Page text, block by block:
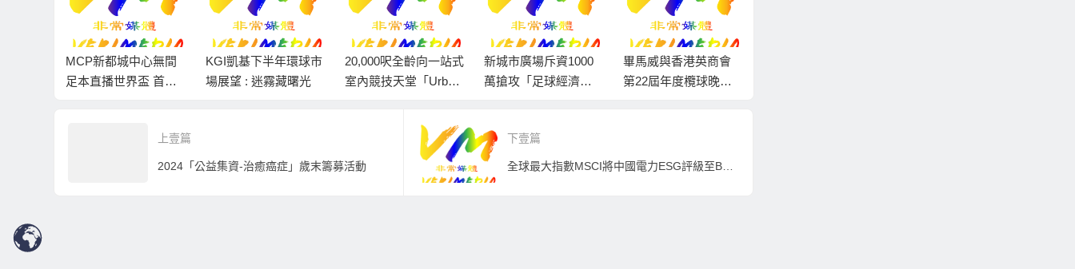
MCP新都城中心無間
足本直播世界盃 首日
KGI凱基下半年環球市
場展望 : 迷霧藏曙光
20,000呎全齡向一站式
室內競技天堂「Urban
新城市廣場斥資1000
萬搶攻「足球經濟」
幅
畢馬威與香港英商會
第22屆年度欖球晚宴
上壹篇
2024「公益集資-治癒癌症」歲末籌募活動
下壹篇